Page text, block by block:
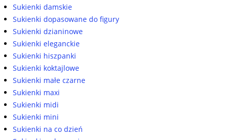
Sukienki damskie
Sukienki dopasowane do figury
Sukienki dzianinowe
Sukienki eleganckie
Sukienki hiszpanki
Sukienki koktajlowe
Sukienki małe czarne
Sukienki maxi
Sukienki midi
Sukienki mini
Sukienki na co dzień